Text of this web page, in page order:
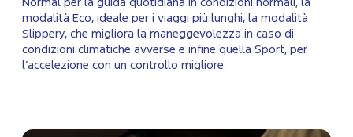
Normal per la guida quotidiana in condizioni normali, la
modalità Eco, ideale per i viaggi più lunghi, la modalità
Slippery, che migliora la maneggevolezza in caso di
condizioni climatiche avverse e infine quella Sport, per
l’accelezione con un controllo migliore.